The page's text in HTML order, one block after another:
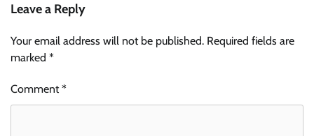
Leave a Reply
Your email address will not be published. Required fields are
marked *
Comment*